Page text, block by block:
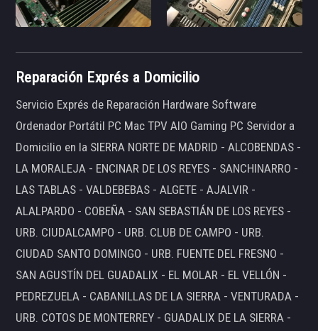
Reparación Exprés a Domicilio
Servicio Exprés de Reparación Hardware Software
Ordenador Portátil PC Mac TPV AIO Gaming PC Servidor a
Domicilio en la SIERRA NORTE DE MADRID - ALCOBENDAS -
LA MORALEJA - ENCINAR DE LOS REYES - SANCHINARRO -
LAS TABLAS - VALDEBEBAS - ALGETE - AJALVIR -
ALALPARDO - COBEÑA - SAN SEBASTIÁN DE LOS REYES -
URB. CIUDALCAMPO - URB. CLUB DE CAMPO - URB.
CIUDAD SANTO DOMINGO - URB. FUENTE DEL FRESNO -
SAN AGUSTÍN DEL GUADALIX - EL MOLAR - EL VELLÓN -
PEDREZUELA - CABANILLAS DE LA SIERRA - VENTURADA -
URB. COTOS DE MONTERREY - GUADALIX DE LA SIERRA -